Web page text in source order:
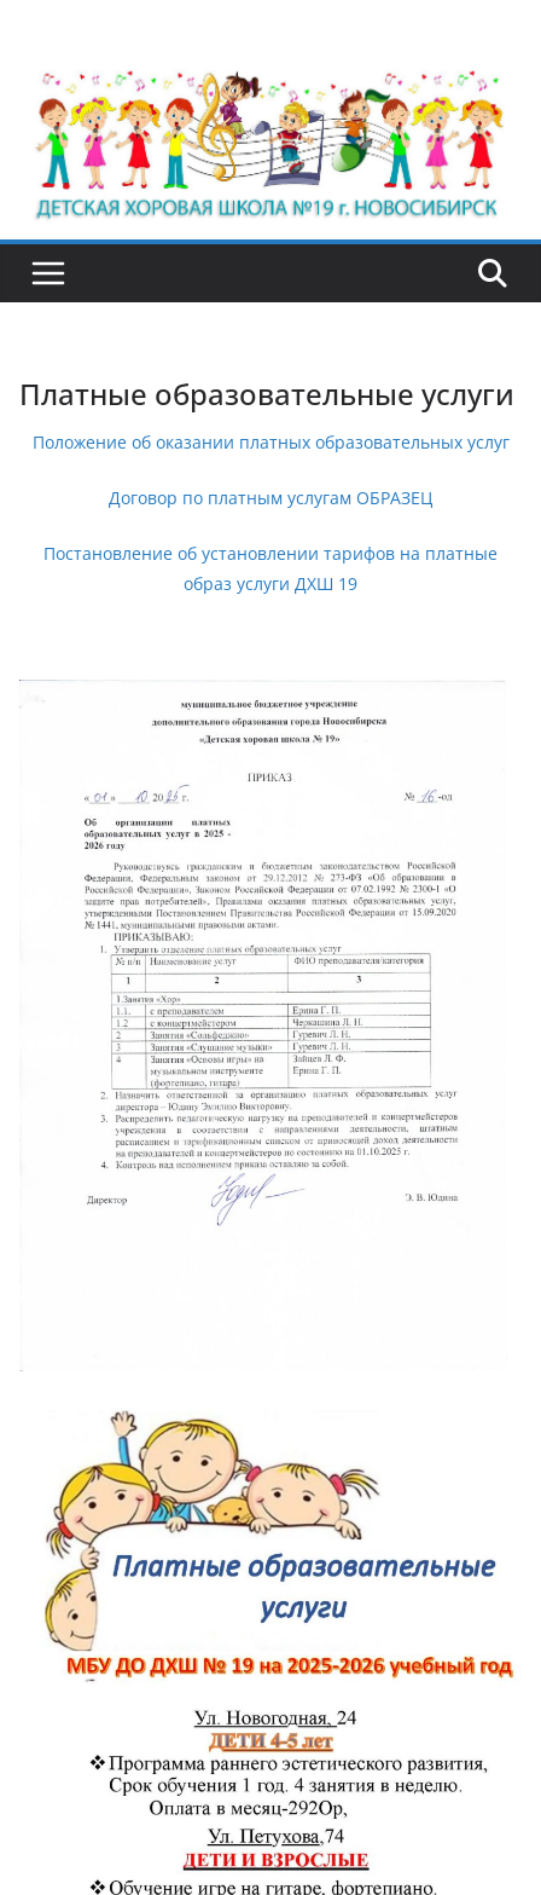
содержимому
Платные образовательные услуги
Положение об оказании платных образовательных услуг
Договор по платным услугам ОБРАЗЕЦ
Постановление об установлении тарифов на платные
образ услуги ДХШ 19